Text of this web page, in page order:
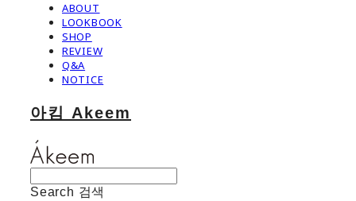
ABOUT
LOOKBOOK
SHOP
REVIEW
Q&A
NOTICE
아킴 Akeem
Search 검색